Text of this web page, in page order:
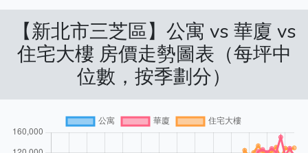
【新北市三芝區】公寓 vs 華廈 vs
住宅大樓 房價走勢圖表（每坪中
位數，按季劃分）